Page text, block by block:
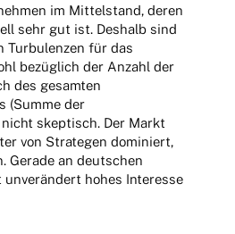
im Mittel­stand, deren
sehr gut ist. Deshalb sind
Turbu­len­zen für das
bezüg­lich der Anzahl der
des gesam­ten
(Summe der
skep­tisch. Der Markt
von Stra­te­gen domi­niert,
Gerade an deut­schen
unver­än­dert hohes Inter­esse